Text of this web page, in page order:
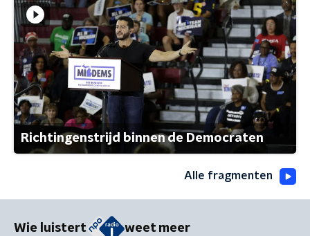
Richtingenstrijd binnen de Democraten
Alle fragmenten
Wie luistert weet meer